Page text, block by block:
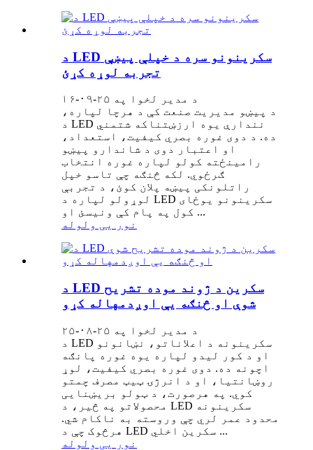
د LED سکرینونو سره د خپلې پیښې
تجربه لوړه کړئ
د مدیر لخوا په ۲۵-۰۹-۱۶
د پیښو مدیریت صنعت کې د هرچا لپاره،
د LED نندارې یوه ارزښتناکه شتمني
ده. د دوی غوره بصري کیفیت، استعداد،
او اعتبار دوی د شاندارو پیښو
رامینځته کولو لپاره غوره انتخاب
ګرځوي. لکه څنګه چې تاسو خپل
راتلونکی پیښه پلان کوئ، د تجربې
لوړولو لپاره د LED سکرینونو یوځای
کول په پام کې ونیسئ او ...
نور یی ولوله
د LED سکرین د ژوند موده تشریح
شوې او څنګه یې اوږدمهاله کړو
د مدیر لخوا په ۲۵-۰۸-۲۵
د LED سکرینونه د اعلاناتو، نښانونو
او د کور لیدو لپاره یوه غوره پانګه
اچونه ده. دوی غوره بصري کیفیت، لوړ
روښانتیا، او د انرژۍ ټیټ مصرف چمتو
کوي. په هرصورت، د ټولو بریښنایی
محصولاتو په څیر، د LED سکرینونه
محدود عمر لري چې وروسته به ناکام شي.
هرڅوک چې د LED سکرین اخلي ...
نور یی ولوله